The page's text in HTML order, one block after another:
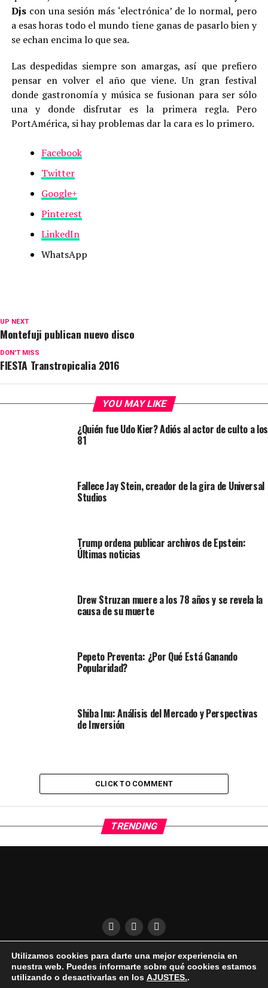
Djscon una sesión más ‘electrónica’ de lo normal, pero
a esas horas todo el mundo tiene ganas de pasarlo bien y
se echan encima lo que sea.
Las despedidas siempre son amargas, así que prefiero
pensar en volver el año que viene. Un gran festival
donde gastronomía y música se fusionan para ser sólo
una y donde disfrutar es la primera regla. Pero
PortAmérica, si hay problemas dar la cara es lo primero.
Facebook
Twitter
Google+
Pinterest
LinkedIn
WhatsApp
UP NEXT
Montefuji publican nuevo disco
DON'T MISS
FIESTA Transtropicalia 2016
YOU MAY LIKE
¿Quién fue Udo Kier? Adiós al actor de culto a los
81
Fallece Jay Stein, creador de la gira de Universal
Studios
Trump ordena publicar archivos de Epstein:
Últimas noticias
Drew Struzan muere a los 78 años y se revela la
causa de su muerte
Pepeto Preventa: ¿Por Qué Está Ganando
Popularidad?
Shiba Inu: Análisis del Mercado y Perspectivas
de Inversión
CLICK TO COMMENT
TRENDING
QUÍENES SOMOS CONDICIONES DE USO
DESCARGO DE RESPONSABILIDAD
PUBLICIDAD EN EL UKELELE
AVISO LEGAL | COOKIES | PRIVACIDAD
Utilizamos cookies para darte una mejor experiencia en
nuestra web. Puedes informarte sobre qué cookies estamos
utilizando o desactivarlas en los AJUSTES..